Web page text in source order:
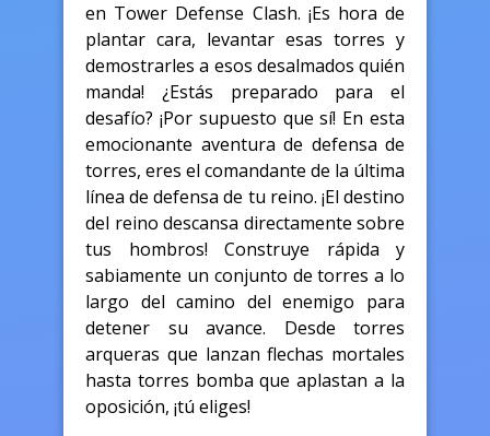
en Tower Defense Clash. ¡Es hora de
plantar cara, levantar esas torres y
demostrarles a esos desalmados quién
manda! ¿Estás preparado para el
desafío? ¡Por supuesto que sí! En esta
emocionante aventura de defensa de
torres, eres el comandante de la última
línea de defensa de tu reino. ¡El destino
del reino descansa directamente sobre
tus hombros! Construye rápida y
sabiamente un conjunto de torres a lo
largo del camino del enemigo para
detener su avance. Desde torres
arqueras que lanzan flechas mortales
hasta torres bomba que aplastan a la
oposición, ¡tú eliges!